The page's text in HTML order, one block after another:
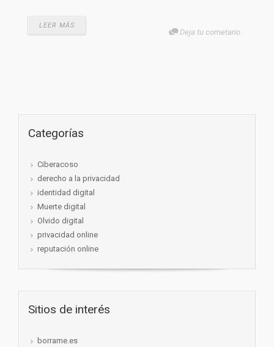
LEER MÁS
Deja tu cometario
Categorías
Ciberacoso
derecho a la privacidad
identidad digital
Muerte digital
Olvido digital
privacidad online
reputación online
Sitios de interés
borrame.es